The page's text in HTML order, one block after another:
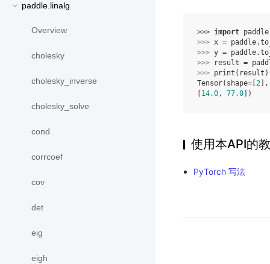
paddle.linalg
Overview
cholesky
cholesky_inverse
cholesky_solve
cond
corrcoef
cov
det
eig
eigh
>>> import paddle
>>> x = paddle.
>>> y = paddle.
>>>
result =
>>> print ( result )
Tensor(shape=[ 2
14.0, 77.0 ])
使用本API的
PyTorch 写法